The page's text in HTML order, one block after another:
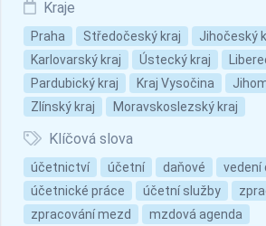
Kraje
Praha Středočeský kraj Jihočeský
Karlovarský kraj
Ústecký kraj
Pardubický kraj
Kraj Vysočina
Zlínský kraj
Moravskoslezský kraj
Klíčová slova
účetnictví účetní daňové
vedení
účetnické práce
účetní služby
zpracování mezd
mzdová agenda